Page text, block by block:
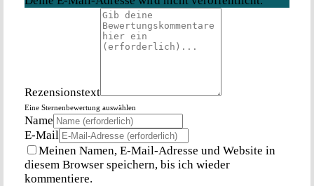
Rezensionstext
Eine Sternenbewertung auswählen
Name
E-Mail
Meinen Namen, E-Mail-Adresse und Website in
diesem Browser speichern, bis ich wieder
kommentiere.